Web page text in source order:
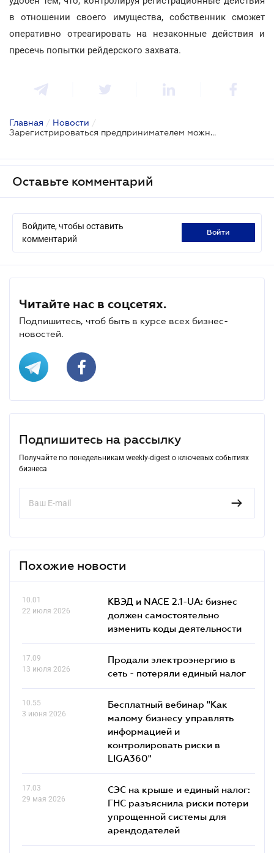
в отношении своего имущества, собственник сможет
оперативно отреагировать на незаконные действия и
пресечь попытки рейдерского захвата.
Главная / Новости /
Зарегистрироваться предпринимателем можно в электронном режиме
Оставьте комментарий
Войдите, чтобы оставить
комментарий
войти
Читайте нас в соцсетях.
Подпишитесь, чтоб быть в курсе всех бизнес-
новостей.
Подпишитесь на рассылку
Получайте по понедельникам weekly-digest о ключевых событиях
бизнеса
Похожие новости
10.01
22 июля 2026
КВЭД и NACE 2.1-UA: бизнес
должен самостоятельно
изменить коды деятельности
17.09
13 июля 2026
Продали электроэнергию в
сеть - потеряли единый налог
10.55
3 июня 2026
Бесплатный вебинар "Как
малому бизнесу управлять
информацией и
контролировать риски в
LIGA360"
17.03
29 мая 2026
СЭС на крыше и единый налог:
ГНС разъяснила риски потери
упрощенной системы для
арендодателей